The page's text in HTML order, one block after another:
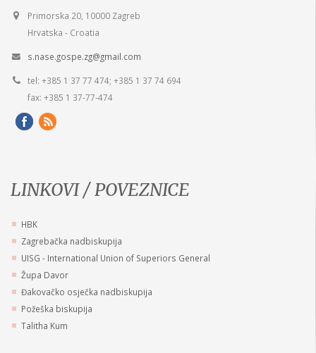
Primorska 20, 10000 Zagreb
Hrvatska - Croatia
s.nase.gospe.zg@gmail.com
tel: +385 1 37 77 474; +385 1 37 74 694
fax: +385 1 37-77-474
LINKOVI / POVEZNICE
HBK
Zagrebačka nadbiskupija
UISG - International Union of Superiors General
Župa Davor
Đakovačko osječka nadbiskupija
Požeška biskupija
Talitha Kum